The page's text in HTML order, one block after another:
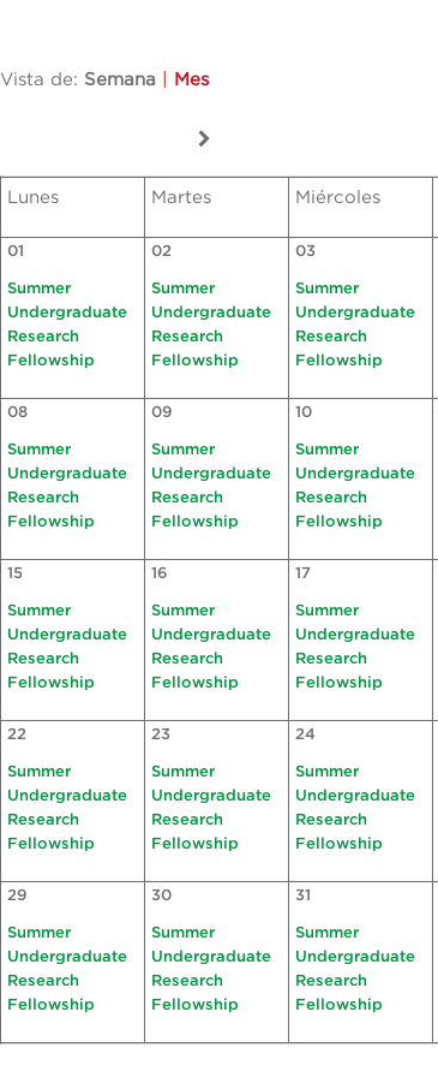
Vista de: Semana Mes
Lunes Martes Miércoles
01
Summer
Undergraduate
Research
Fellowship
02
Summer
Undergraduate
Research
Fellowship
03
Summer
Undergraduate
Research
Fellowship
08
Summer
Undergraduate
Research
Fellowship
09
Summer
Undergraduate
Research
Fellowship
10
Summer
Undergraduate
Research
Fellowship
15
Summer
Undergraduate
Research
Fellowship
16
Summer
Undergraduate
Research
Fellowship
17
Summer
Undergraduate
Research
Fellowship
22
Summer
Undergraduate
Research
Fellowship
23
Summer
Undergraduate
Research
Fellowship
24
Summer
Undergraduate
Research
Fellowship
29
Summer
Undergraduate
Research
Fellowship
30
Summer
Undergraduate
Research
Fellowship
31
Summer
Undergraduate
Research
Fellowship